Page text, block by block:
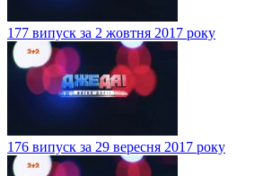
177 випуск за 2 жовтня 2017 року
176 випуск за 29 вересня 2017 року